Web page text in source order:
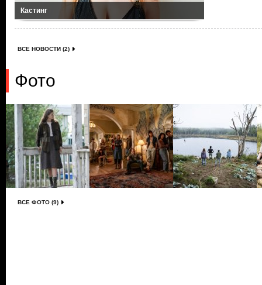
Кастинг
ВСЕ НОВОСТИ (2)
Фото
ВСЕ ФОТО (9)